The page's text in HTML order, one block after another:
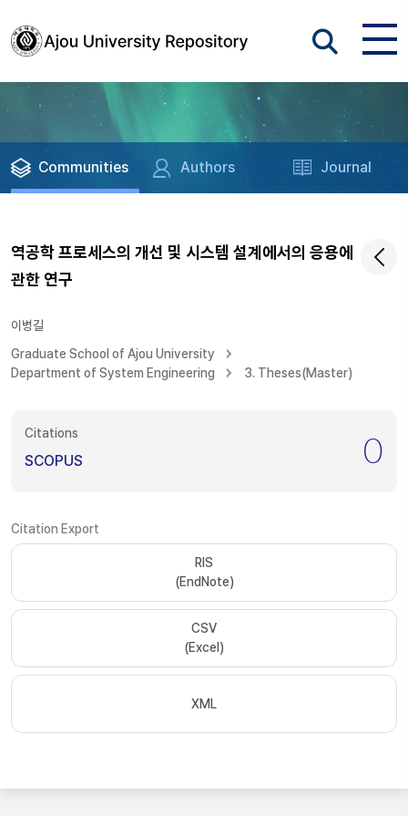
Communities Authors Journal
역공학 프로세스의 개선 및 시스템 설계에서의 응용에
관한 연구
이병길
Graduate School of Ajou University
Department of System Engineering
3. Theses(Master)
Citations
SCOPUS 0
Citation Export
RIS
(EndNote)
CSV
(Excel)
XML